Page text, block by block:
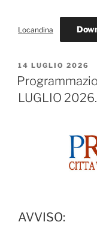
Locandina
PUBBLICATO
IL
14 LUGLIO 2026
LUGLIO 2026.
AVVISO: